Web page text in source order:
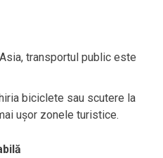
transportul public este
biciclete sau scutere la
ușor zonele turistice.